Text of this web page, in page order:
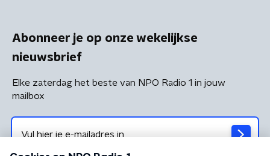
Abonneer je op onze wekelijkse
nieuwsbrief
Elke zaterdag het beste van NPO Radio 1 in jouw
mailbox